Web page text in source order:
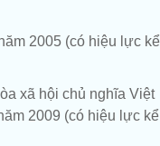
2005 (có hiệu lực kể
xã hội chủ nghĩa Việt
2009 (có hiệu lực kể